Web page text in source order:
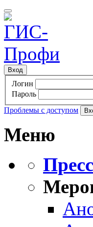
Вход
Логин
Пароль
Проблемы с доступом
Меню